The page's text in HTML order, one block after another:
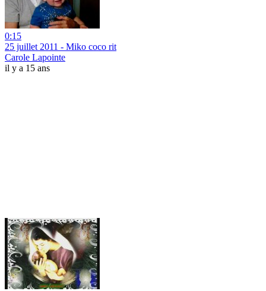
0:15
25 juillet 2011 - Miko coco rit
Carole Lapointe
il y a 15 ans